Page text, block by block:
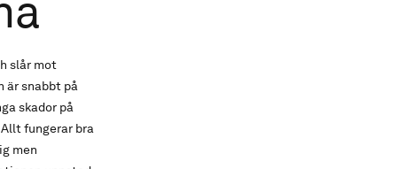
slår mot
är snabbt på
skador på
fungerar bra
men